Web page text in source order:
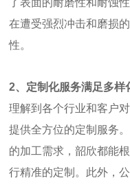
了表面的耐磨性和耐蚀
在遭受强烈冲击和磨损
性。
2、定制化服务满足多样
理解到各个行业和客户
提供全方位的定制服务
的加工需求，韶欣都能
行精准的定制。此外，